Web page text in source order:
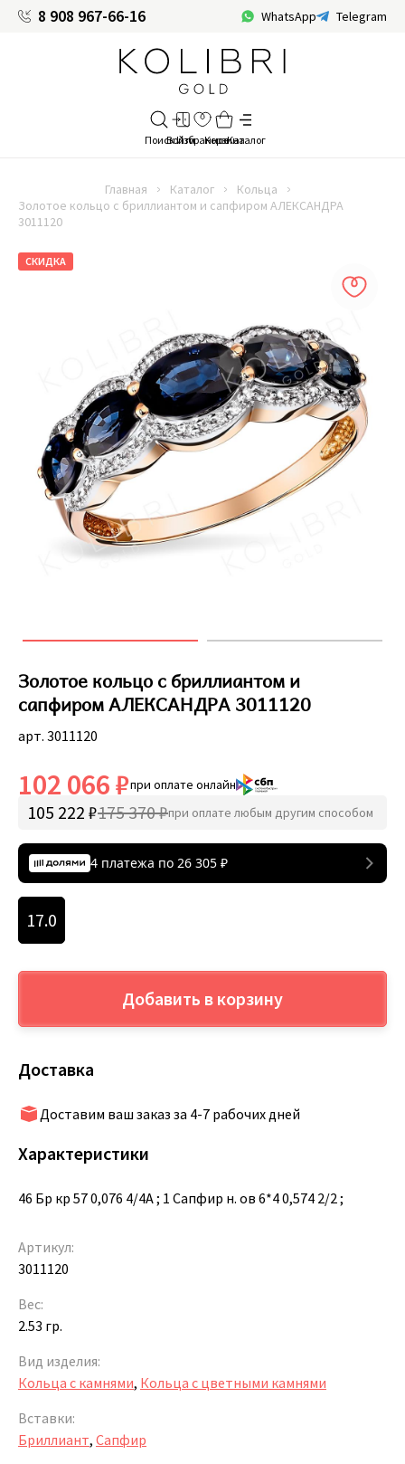
8 908 967-66-16 WhatsApp Telegram
Главная Каталог
Кольца
Золотое кольцо с бриллиантом и сапфиром АЛЕКСАНДРА
3011120
СКИДКА
Золотое кольцо с бриллиантом и
сапфиром АЛЕКСАНДРА 3011120
арт. 3011120
102 066 ₽при оплате онлайн
105 222 ₽175 370 ₽при оплате любым другим способом
4 платежа по 26 305 ₽
17.0
Добавить в корзину
Доставка
Доставим ваш заказ за 4-7 рабочих дней
Характеристики
46 Бр кр 57 0,076 4/4А ; 1 Сапфир н. ов 6*4 0,574 2/2 ;
Артикул:
3011120
Вес:
2.53 гр.
Вид изделия:
Кольца с камнями, Кольца с цветными камнями
Вставки:
Бриллиант, Сапфир